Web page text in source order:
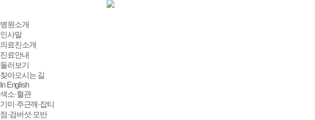
병원소개
인사말
의료진소개
진료안내
둘러보기
찾아오시는 길
In English
색소·혈관
기미·주근깨·잡티
점·검버섯·모반